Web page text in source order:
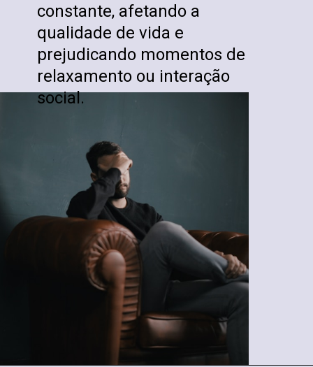
constante, afetando a
qualidade de vida e
prejudicando momentos de
relaxamento ou interação
social.